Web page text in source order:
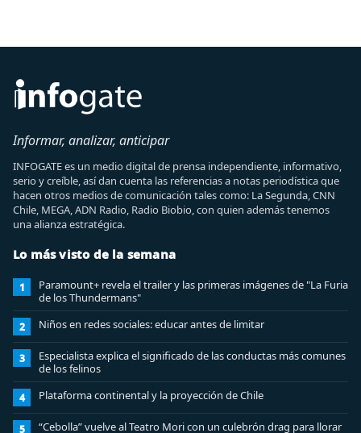
Informar, analizar, anticipar
INFOGATE es un medio digital de prensa independiente, informativo,
serio y creíble, así dan cuenta las referencias a notas periodística que
hacen otros medios de comunicación tales como: La Segunda, CNN
Chile, MEGA, ADN Radio, Radio Biobio, con quien además tenemos
una alianza estratégica.
Lo más visto de la semana
1
Paramount+ revela el trailer y las primeras imágenes de "La Furia
de los Thundermans"
2 Niños en redes sociales: educar antes de limitar
3
Especialista explica el significado de las conductas más comunes
de los felinos
4 Plataforma continental y la proyección de Chile
5
“Cebolla” vuelve al Teatro Mori con un culebrón drag para llorar